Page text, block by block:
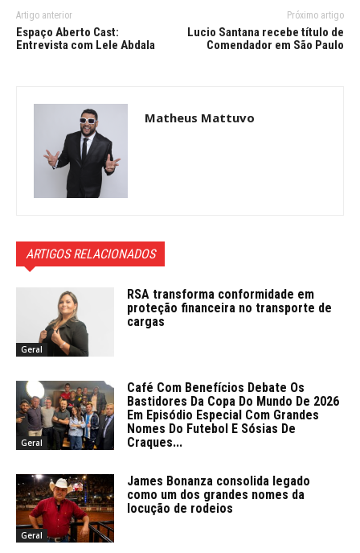
Artigo anterior
Espaço Aberto Cast:
Entrevista com Lele Abdala
Próximo artigo
Lucio Santana recebe título de
Comendador em São Paulo
Matheus Mattuvo
ARTIGOS RELACIONADOS
Geral
RSA transforma conformidade em
proteção financeira no transporte de
cargas
Geral
Café Com Benefícios Debate Os
Bastidores Da Copa Do Mundo De 2026
Em Episódio Especial Com Grandes
Nomes Do Futebol E Sósias De
Craques...
Geral
James Bonanza consolida legado
como um dos grandes nomes da
locução de rodeios